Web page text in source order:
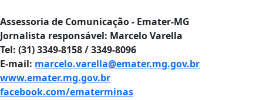
Assessoria de Comunicação - Emater-MG
Jornalista responsável: Marcelo Varella
Tel: (31) 3349-8158 / 3349-8096
E-mail: marcelo.varella@emater.mg.gov.br
www.emater.mg.gov.br
facebook.com/ematerminas